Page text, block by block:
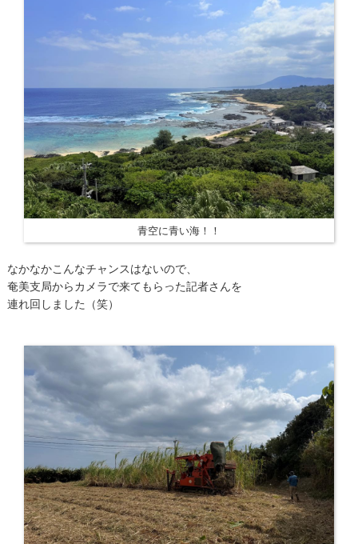
青空に青い海！！
なかなかこんなチャンスはないので、
奄美支局からカメラで来てもらった記者さんを
連れ回しました（笑）